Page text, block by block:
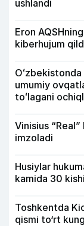
ushlandi
Eron
kiberhujum
umumiy
toʻlagani
Vinisius
imzoladi
Husiylar
kamida 30
Toshkentda
qismi to‘rt